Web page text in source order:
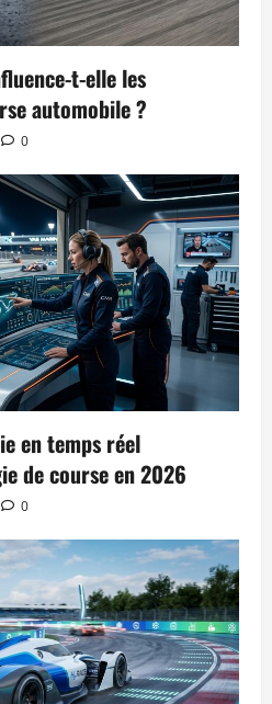
t-elle les
automobile ?
0
en temps réel
de course en 2026
0